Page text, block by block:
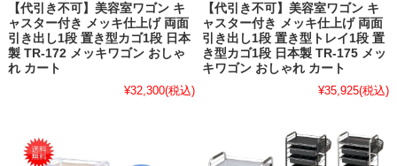
【代引き不可】美容室ワゴン キ
ャスター付き メッキ仕上げ 両面
引き出し1段 置き型カゴ1段 日本
製 TR-172 メッキワゴン おしゃ
れ カート
¥32,300(税込)
【代引き不可】美容室ワゴン キ
ャスター付き メッキ仕上げ 両面
引き出し1段 置き型トレイ1段 置
き型カゴ1段 日本製 TR-175 メッ
キワゴン おしゃれ カート
¥35,925(税込)